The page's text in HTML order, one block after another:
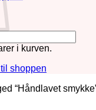
i kurven.
shoppen
“Håndlavet